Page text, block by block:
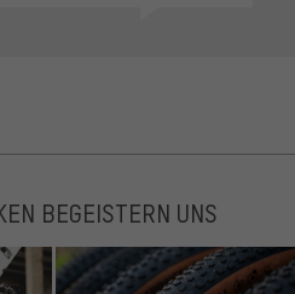
BEGEISTERN UNS